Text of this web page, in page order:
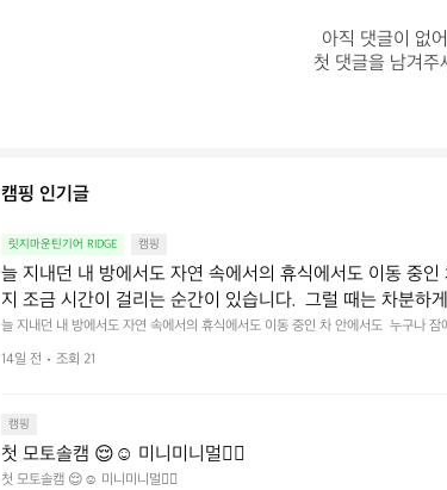
아직 댓글이 없
첫 댓글을 남겨주
캠핑 인기글
릿지마운틴기어 RIDGE 캠핑
늘 지내던 내 방에서도 자연 속에서의 휴식에서도 이동 중
지 조금 시간이 걸리는 순간이 있습니다.  그럴 때는 차분하
을 조용히 내리듯이.  Polartec® Wind Pro™의 온기가 눈가
를 차단하고, 얼굴에 밀착하여 빛을 막아줍니다.  이 슬립 웜
늘 지내던 내 방에서도 자연 속에서의 휴식에서도 이동 중인 차 안에서도  누구나
다.  그럴 때는 차분하게 눈을 가려보세요. 마치 암막 커튼을 조용히 내리듯이.
줍니다.  차가운 공기를 차단하고, 얼굴에 밀착하여 빛을 막아줍니다.  이 슬립 웜을
14일 전 조회 21
캠핑
첫 모토솔캠 😌☺️ 미니미니멀👌🏼
첫 모토솔캠 😌☺️ 미니미니멀👌🏼